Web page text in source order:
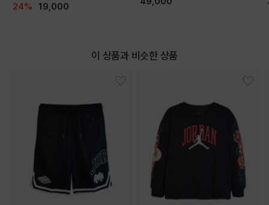
24% 19,000
이 상품과 비슷한 상품